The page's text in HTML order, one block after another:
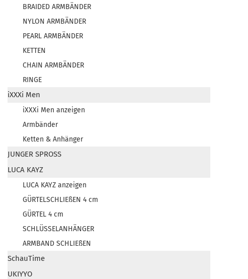
BRAIDED ARMBÄNDER
NYLON ARMBÄNDER
PEARL ARMBÄNDER
KETTEN
CHAIN ARMBÄNDER
RINGE
iXXXi Men
iXXXi Men anzeigen
Armbänder
Ketten & Anhänger
JUNGER SPROSS
LUCA KAYZ
LUCA KAYZ anzeigen
GÜRTELSCHLIEßEN 4 cm
GÜRTEL 4 cm
SCHLÜSSELANHÄNGER
ARMBAND SCHLIEßEN
SchauTime
UKIYYO